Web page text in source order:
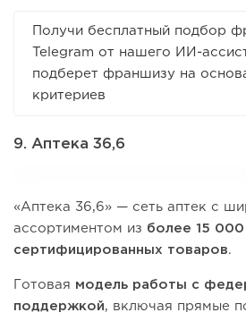
Получи бесплатный подбор
Telegram от нашего ИИ-
подберет франшизу на
критериев
9. Аптека 36,6
«Аптека 36,6» — сеть аптек с
ассортиментом из более 15 000
сертифицированных товаров.
Готовая модель работы с
поддержкой, включая прямые